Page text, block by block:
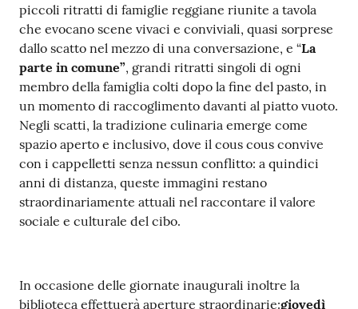
piccoli ritratti di famiglie reggiane riunite a tavola
che evocano scene vivaci e conviviali, quasi sorprese
dallo scatto nel mezzo di una conversazione, e “La
parte in comune”, grandi ritratti singoli di ogni
membro della famiglia colti dopo la fine del pasto, in
un momento di raccoglimento davanti al piatto vuoto.
Negli scatti, la tradizione culinaria emerge come
spazio aperto e inclusivo, dove il cous cous convive
con i cappelletti senza nessun conflitto: a quindici
anni di distanza, queste immagini restano
straordinariamente attuali nel raccontare il valore
sociale e culturale del cibo.
In occasione delle giornate inaugurali inoltre la
biblioteca effettuerà aperture straordinarie:giovedì